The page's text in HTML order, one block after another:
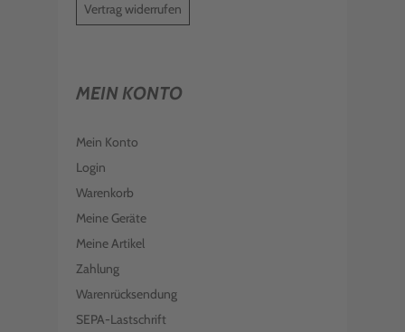
Vertrag widerrufen
MEIN KONTO
Mein Konto
Login
Warenkorb
Meine Geräte
Meine Artikel
Zahlung
Warenrücksendung
SEPA-Lastschrift